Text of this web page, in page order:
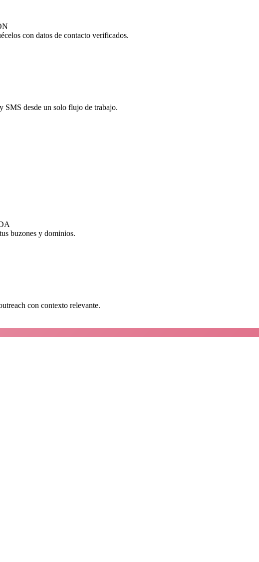
con datos de contacto verificados.
SMS desde un solo flujo de trabajo.
buzones y dominios.
con contexto relevante.